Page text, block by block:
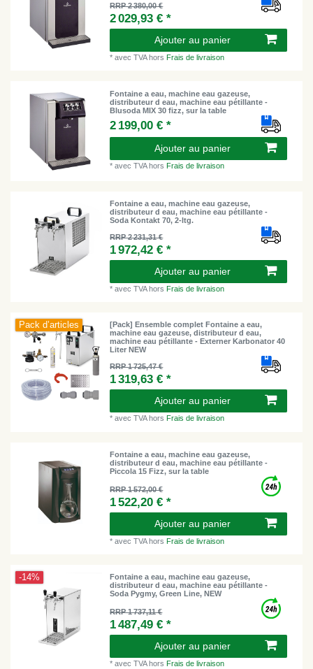
RRP 2 380,00 €
2 029,93 € *
Ajouter au panier
*avec TVAhors Frais de livraison
Fontaine a eau, machine eau gazeuse,
distributeur d eau, machine eau pétillante -
Blusoda MIX 30 fizz, sur la table
2 199,00 € *
Ajouter au panier
*avec TVAhorsFrais de livraison
Fontaine a eau, machine eau gazeuse,
distributeur d eau, machine eau pétillante -
Soda Kontakt 70, 2-ltg.
RRP 2 231,31 €
1 972,42 € *
Ajouter au panier
*avec TVAhorsFrais de livraison
Pack d’articles
[Pack] Ensemble complet Fontaine a eau,
machine eau gazeuse, distributeur d eau,
machine eau pétillante - Externer Karbonator 40
Liter NEW
RRP 1 725,47 €
1 319,63 € *
Ajouter au panier
*avec TVAhors Frais de livraison
Fontaine a eau, machine eau gazeuse,
distributeur d eau, machine eau pétillante -
Piccola 15 Fizz, sur la table
RRP 1 572,00 €
1 522,20 € *
Ajouter au panier
*avec TVAhorsFrais de livraison
-14%
Fontaine a eau, machine eau gazeuse,
distributeur d eau, machine eau pétillante -
Soda Pygmy, Green Line, NEW
RRP 1 737,11 €
1 487,49 € *
Ajouter au panier
*avec TVAhorsFrais de livraison